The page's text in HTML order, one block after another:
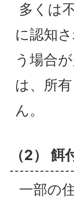
多くは
に認知
う場合
は、所
ん。
（2） 餌
一部の